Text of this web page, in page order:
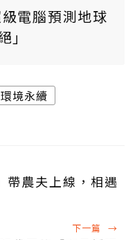
電腦預測地球
」
環境永續
帶農夫上線，相遇
下一篇 →